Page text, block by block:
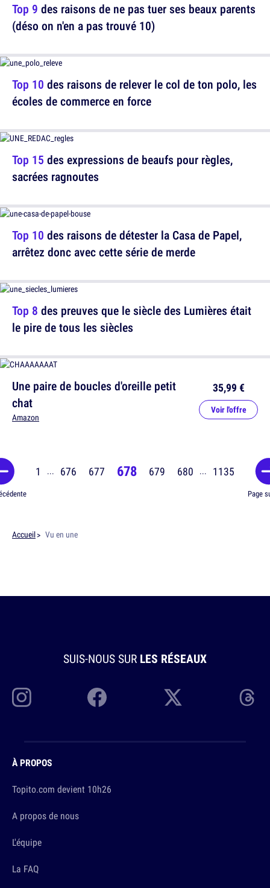
Top 9 des raisons de ne pas tuer ses beaux parents
(déso on n'en a pas trouvé 10)
Top 15 des expressions de beaufs pour règles,
sacrées ragnoutes
Top 8 des preuves que le siècle des Lumières était
le pire de tous les siècles
Top 10 des raisons de relever le col de ton polo, les
écoles de commerce en force
Top 10 des raisons de détester la Casa de Papel,
arrêtez donc avec cette série de merde
Une paire de boucles d'oreille petit
chat
Amazon
35,99 €
Voir l'offre
1 ... 676 677 678 679 680 ... 1135
Page
Accueil Vu en une
SUIS-NOUS SUR LES RÉSEAUX
À PROPOS
Topito.com devient 10h26
A propos de nous
L'équipe
La FAQ